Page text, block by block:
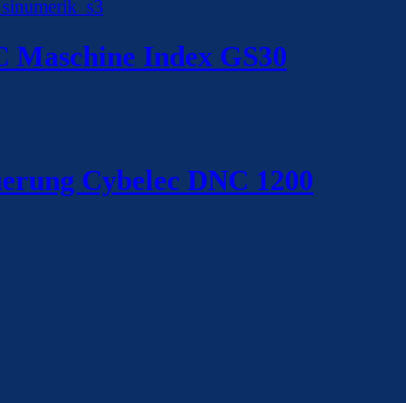
Index GS30
Cybelec DNC 1200